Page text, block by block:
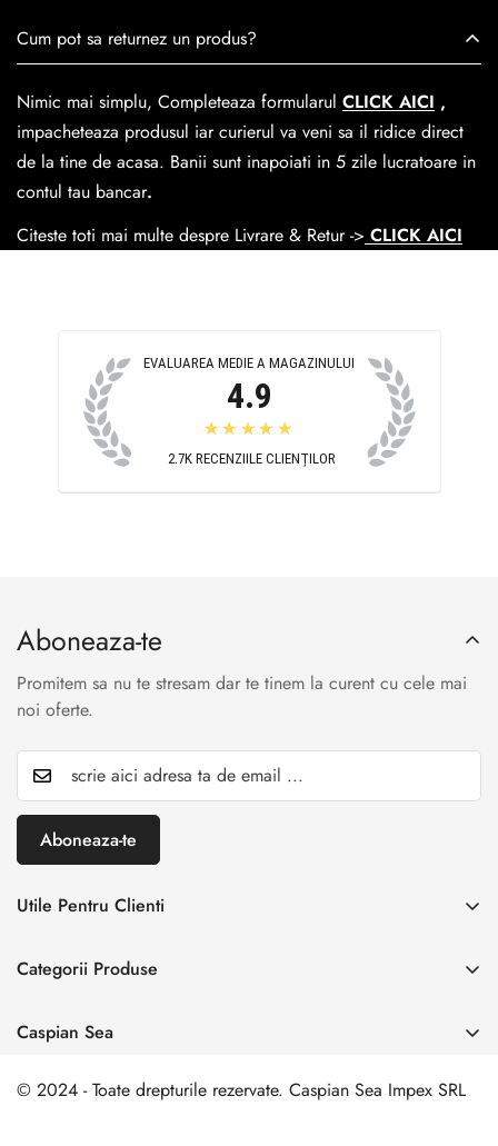
trecerea timpului.
medie livrarea dureaza 1-2 zilelucratoare prin
Easybox-ul Emag.
Cosul de livrareeste 15 lei pentru o comanda mai mica de
390 lei si Gratuit pentru o comanda de peste 390 lei.
Cum pot sa returnez un produs?
Nimic mai simplu, Completeaza formularul CLICK AICI ,
impacheteaza produsul iar curierul va veni sa il ridice direct
de la tine de acasa. Banii sunt inapoiati in 5 zile lucratoare in
contul tau bancar.
Citeste toti mai multe despre Livrare & Retur -> CLICK AICI
EVALUAREA MEDIE A MAGAZINULUI
4.9
★★★★★
2.7K RECENZIILE CLIENȚILOR
Aboneaza-te
Promitem sa nu te stresam dar te tinem la curent cu cele mai
noi oferte.
Aboneaza-te
Utile Pentru Clienti
Creaza cont
Autentificare cont
Contact
Categorii Produse
Incaltaminte Dama
Incaltaminte Barbati
Caspian Sea
© 2024 - Toate drepturile rezervate. Caspian Sea Impex SRL